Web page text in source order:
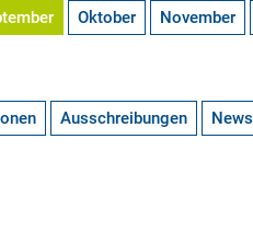
Oktober November
Ausschreibungen News